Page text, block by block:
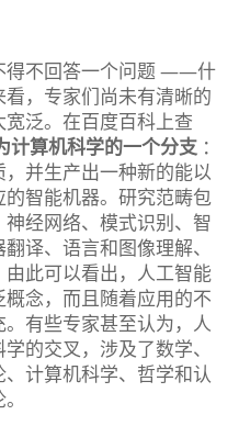
得不回答一个问题 ——什
，专家们尚未有清晰的
泛。在百度百科上查
计算机科学的一个分支 ：
并生产出一种新的能以
智能机器。研究范畴包
经网络、模式识别、智
译、语言和图像理解、
此可以看出，人工智能
念，而且随着应用的不
有些专家甚至认为，人
的交叉，涉及了数学、
计算机科学、哲学和认